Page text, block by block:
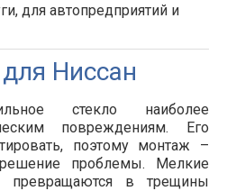
для автопредприятий и
Ниссан
стекло наиболее
повреждениям. Его
поэтому монтаж –
проблемы. Мелкие
превращаются в трещины